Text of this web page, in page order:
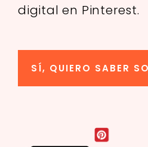
digital en Pinterest.
SÍ, QUIERO SABER